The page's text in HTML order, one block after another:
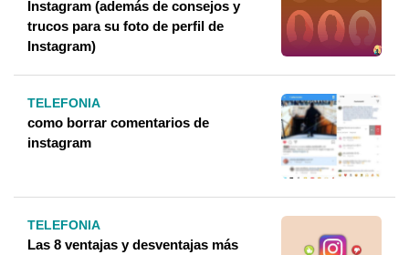
Instagram (además de consejos y
trucos para su foto de perfil de
Instagram)
TELEFONIA
como borrar comentarios de
instagram
TELEFONIA
Las 8 ventajas y desventajas más